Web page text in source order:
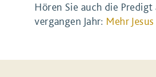
Hören Sie auch die Predigt
vergangen Jahr: Mehr